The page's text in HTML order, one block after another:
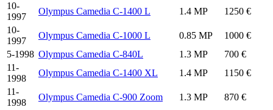
10-
1997
Olympus Camedia C-1400 L 1.4 MP
1250 €
10-
1997
Olympus Camedia C-1000 L 0.85 MP
1000 €
5-1998 Olympus Camedia C-840L 1.3 MP
700 €
11-
1998
Olympus Camedia C-1400 XL 1.4 MP
1150 €
11-
1998
Olympus Camedia C-900 Zoom 1.3 MP
870 €